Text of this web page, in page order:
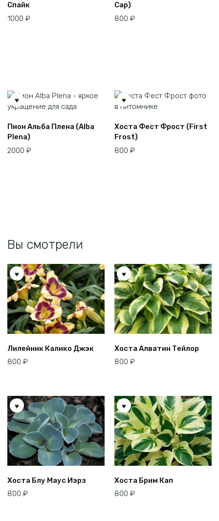
товара.
Спайк
1000 ₽
Cap)
800 ₽
Пион Альба Плена (Alba
Plena)
2000 ₽
Хоста Фест Фрост (First
Frost)
800 ₽
Вы смотрели
Лилейник Калико Джэк
800 ₽
Хоста Алватин Тейлор
800 ₽
Хоста Блу Маус Иэрз
800 ₽
Хоста Брим Кап
800 ₽